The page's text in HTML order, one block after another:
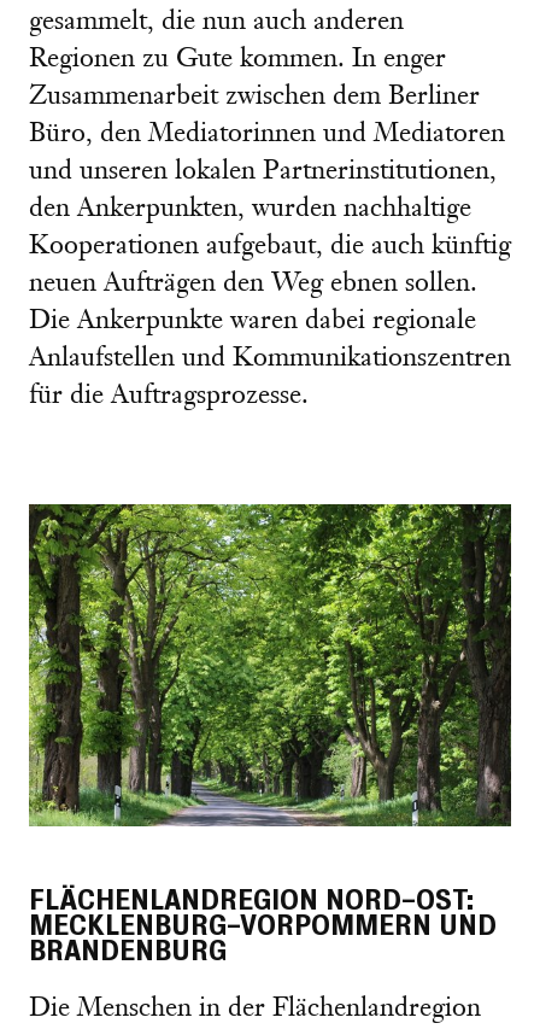
gesammelt, die nun auch anderen
Regionen zu Gute kommen. In enger
Zusammenarbeit zwischen dem Berliner
Büro, den Mediatorinnen und Mediatoren
und unseren lokalen Partnerinstitutionen,
den Ankerpunkten, wurden nachhaltige
Kooperationen aufgebaut, die auch künftig
neuen Aufträgen den Weg ebnen sollen.
Die Ankerpunkte waren dabei regionale
Anlaufstellen und Kommunikationszentren
für die Auftragsprozesse.
FLÄCHENLANDREGION NORD-OST:
MECKLENBURG-VORPOMMERN UND
BRANDENBURG
Die Menschen in der Flächenlandregion